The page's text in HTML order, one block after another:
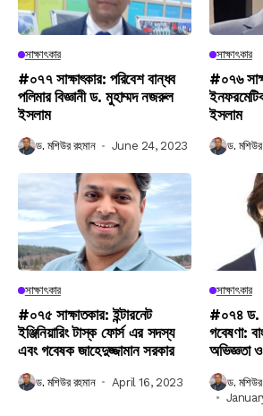
সাক্ষাৎকার
#০৭৭ সাক্ষাৎকার: পরিবেশ বান্ধব
পলিমার বিজ্ঞানী ড. মুহাম্মদ নজরুল
ইসলাম
ড. মশিউর রহমান June 24, 2023
সাক্ষাৎকার
#০৭৬
ইসলাম
ড. মশিউর
সাক্ষাৎকার
#০৭৫ সাক্ষাতকার: ইন্টারনেট
ইঞ্জিনিয়ারিং টাস্ক ফোর্স এর সদস্য
এবং গবেষক জাহেদুজ্জামান সরকার
ড. মশিউর রহমান April 16, 2023
সাক্ষাৎকার
#০৭৪ ড.
গবেষণা:
অভিজ্ঞতা ও
ড. মশিউর